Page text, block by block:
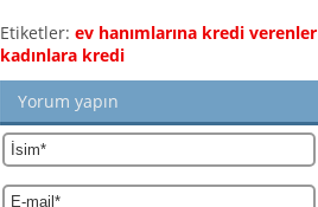
Etiketler: ev hanımlarına kredi verenler
kadınlara kredi
Yorum yapın